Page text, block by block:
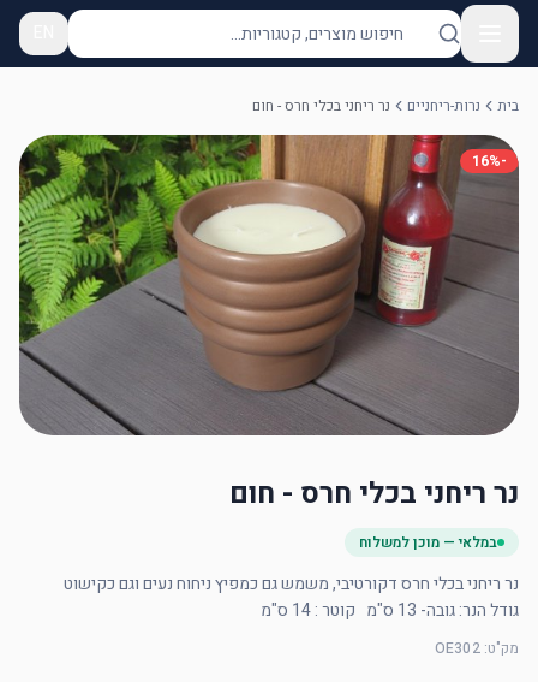
בית נרות-ריחניים נר ריחני בכלי חרס - חום
-
16%
נר ריחני בכלי חרס - חום
במלאי — מוכן למשלוח
גודל הנר: גובה- 13 ס"מ   קוטר : 14 ס"מ
מק"ט:
OE302